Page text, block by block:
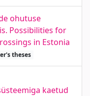
ohutuse
Possibilities for
in Estonia
theses
kaetud